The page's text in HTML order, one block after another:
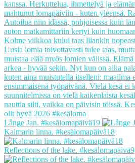
Långe Jan. #kesälomapäivä19
Kalmarin linna. #kesälomapäivä18
Reflections of the lake. #kesälomapäivä9